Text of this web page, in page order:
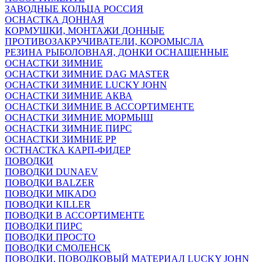
ЗАВОДНЫЕ КОЛЬЦА РОССИЯ
ОСНАСТКА ДОННАЯ
КОРМУШКИ, МОНТАЖИ ДОННЫЕ
ПРОТИВОЗАКРУЧИВАТЕЛИ, КОРОМЫСЛА
РЕЗИНА РЫБОЛОВНАЯ, ДОНКИ ОСНАЩЕННЫЕ
ОСНАСТКИ ЗИМНИЕ
ОСНАСТКИ ЗИМНИЕ DAG MASTER
ОСНАСТКИ ЗИМНИЕ LUCKY JOHN
ОСНАСТКИ ЗИМНИЕ АКВА
ОСНАСТКИ ЗИМНИЕ В АССОРТИМЕНТЕ
ОСНАСТКИ ЗИМНИЕ МОРМЫШ
ОСНАСТКИ ЗИМНИЕ ПИРС
ОСНАСТКИ ЗИМНИЕ РР
ОСТНАСТКА КАРП-ФИДЕР
ПОВОДКИ
ПОВОДКИ DUNAEV
ПОВОДКИ BALZER
ПОВОДКИ MIKADO
ПОВОДКИ KILLER
ПОВОДКИ В АССОРТИМЕНТЕ
ПОВОДКИ ПИРС
ПОВОДКИ ПРОСТО
ПОВОДКИ СМОЛЕНСК
ПОВОДКИ, ПОВОДКОВЫЙ МАТЕРИАЛ LUCKY JOHN